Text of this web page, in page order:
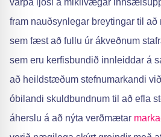
varpa ljósi á mikilvægar
fram nauðsynlegar breytingar til að
sem fæst að fullu úr ákveðnum
sem eru kerfisbundið innleiddar á
að heildstæðum stefnumarkandi
óbilandi skuldbundnum til að efla
áherslu á að nýta verðmætar